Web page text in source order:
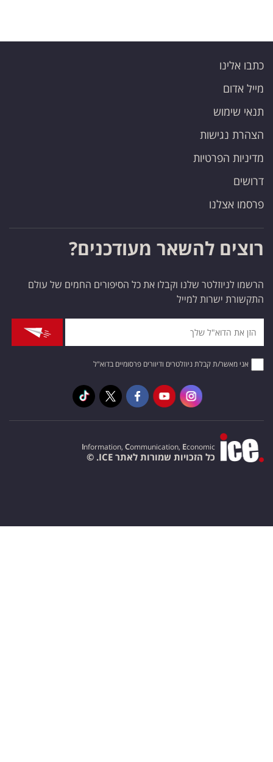
כתבו אלינו
מייל אדום
תנאי שימוש
הצהרת נגישות
מדיניות הפרטיות
דרושים
פרסמו אצלנו
רוצים להשאר מעודכנים?
הרשמו לניוזלטר שלנו וקבלו את כל הסיפורים החמים של עולם
התקשורת ישרות למייל
אני מאשר/ת קבלת ניוזלטרים ודיוורים פרסומיים בדוא"ל
Information, Communication, Economic
כל הזכויות שמורות לאתר ICE. ©